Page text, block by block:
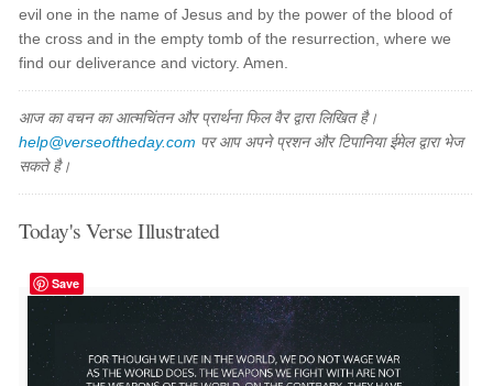
evil one in the name of Jesus and by the power of the blood of
the cross and in the empty tomb of the resurrection, where we
find our deliverance and victory. Amen.
आज का वचन का आत्मचिंतन और प्रार्थना फिल वैर द्वारा लिखित है।
help@verseoftheday.com पर आप अपने प्रशन और टिपानिया ईमेल द्वारा भेज
सकते है।
Today's Verse Illustrated
Save